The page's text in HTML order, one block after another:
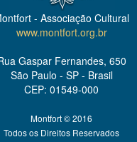
- Associação Cultural
www.montfort.org.br
Gaspar Fernandes, 650
São Paulo - SP - Brasil
CEP: 01549-000
Montfort © 2016
Todos os Direitos Reservados